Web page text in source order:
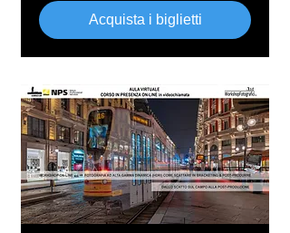
Acquista i biglietti